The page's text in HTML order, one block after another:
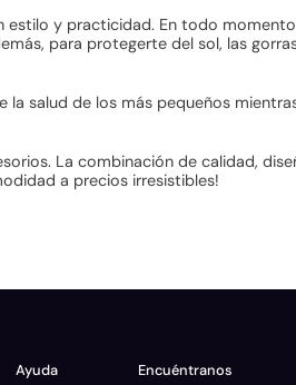
estilo y practicidad. En todo
para protegerte del sol, las
salud de los más pequeños
La combinación de calidad,
a precios irresistibles!
Ayuda Encuéntranos